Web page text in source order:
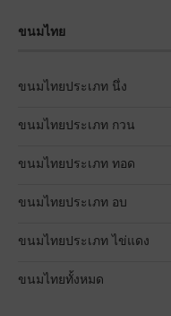
ขนมไทย
ขนมไทยประเภท นึ่ง
ขนมไทยประเภท กวน
ขนมไทยประเภท ทอด
ขนมไทยประเภท อบ
ขนมไทยประเภท ไข่แดง
ขนมไทยทั้งหมด